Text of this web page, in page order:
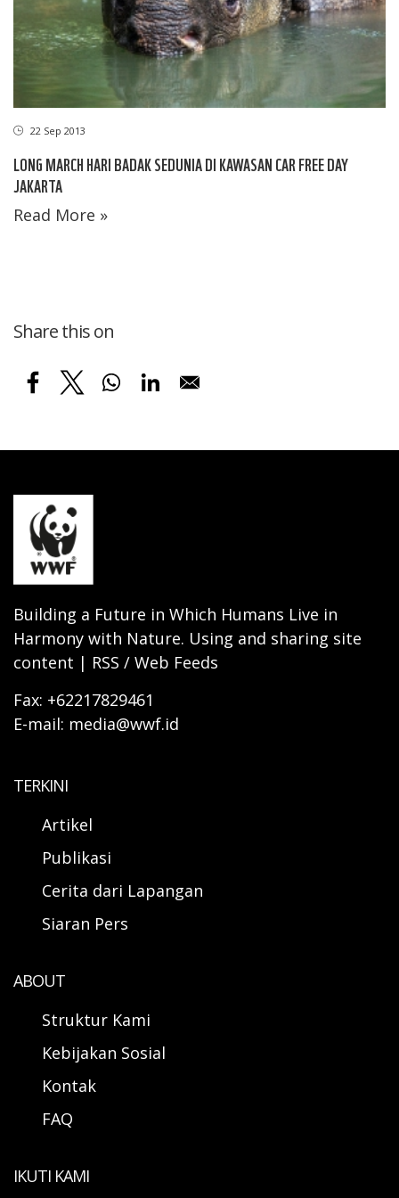
22 Sep 2013
LONG MARCH HARI BADAK SEDUNIA DI KAWASAN CAR FREE DAY
JAKARTA
Read More »
Share this on
Building a Future in Which Humans Live in
Harmony with Nature. Using and sharing site
content | RSS / Web Feeds
Fax: +62217829461
E-mail: media@wwf.id
TERKINI
Artikel
Publikasi
Cerita dari Lapangan
Siaran Pers
ABOUT
Struktur Kami
Kebijakan Sosial
Kontak
FAQ
IKUTI KAMI